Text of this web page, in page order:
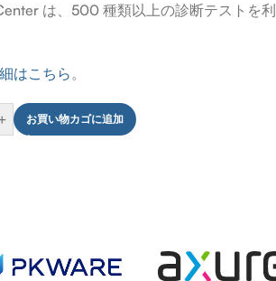
は、500 種類以上の診断テストを
はこちら。
お買い物カゴに追加